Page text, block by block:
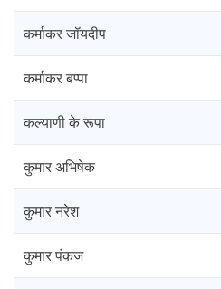
कर्माकर जॉयदीप
कर्माकर बप्पा
कल्याणी के रूपा
कुमार अभिषेक
कुमार नरेश
कुमार पंकज